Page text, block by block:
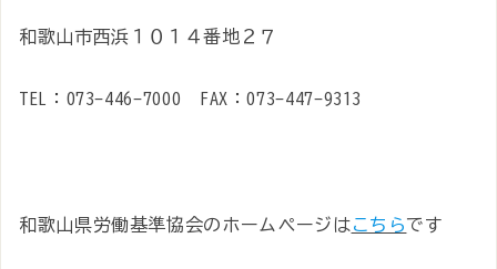
和歌山市西浜１０１４番地２７
TEL：073-446-7000 FAX：073-447-9313
和歌山県労働基準協会のホームページはこちらです